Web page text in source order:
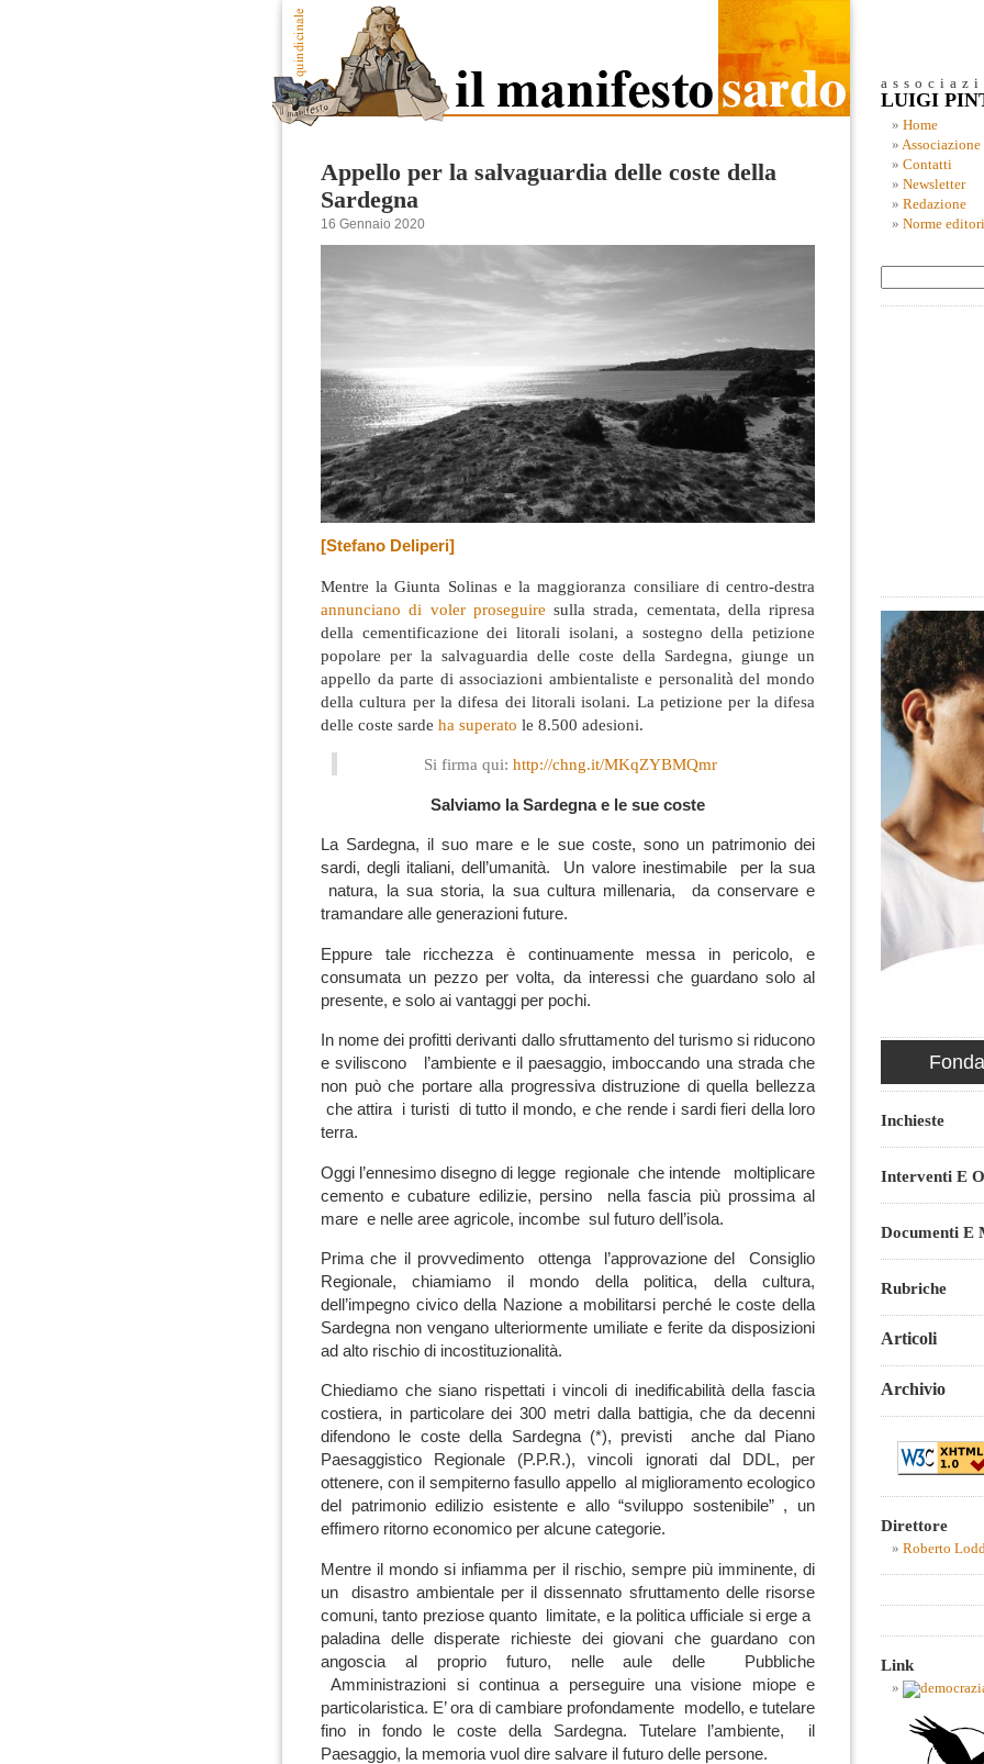
Appello per la salvaguardia delle coste della
Sardegna
16 Gennaio 2020
[Stefano Deliperi]
Mentre la Giunta Solinas e la maggioranza consiliare di centro-destra
annunciano di voler proseguire sulla strada, cementata, della ripresa
della cementificazione dei litorali isolani, a sostegno della petizione
popolare per la salvaguardia delle coste della Sardegna, giunge un
appello da parte di associazioni ambientaliste e personalità del mondo
della cultura per la difesa dei litorali isolani. La petizione per la difesa
delle coste sarde ha superato le 8.500 adesioni.
Si firma qui: http://chng.it/MKqZYBMQmr
Salviamo la Sardegna e le sue coste
La Sardegna, il suo mare e le sue coste, sono un patrimonio dei
sardi, degli italiani, dell’umanità. Un valore inestimabile per la sua
natura, la sua storia, la sua cultura millenaria, da conservare e
tramandare alle generazioni future.
Eppure tale ricchezza è continuamente messa in pericolo, e
consumata un pezzo per volta, da interessi che guardano solo al
presente, e solo ai vantaggi per pochi.
In nome dei profitti derivanti dallo sfruttamento del turismo si riducono
e sviliscono l’ambiente e il paesaggio, imboccando una strada che
non può che portare alla progressiva distruzione di quella bellezza
che attira i turisti di tutto il mondo, e che rende i sardi fieri della loro
terra.
Oggi l’ennesimo disegno di legge regionale che intende moltiplicare
cemento e cubature edilizie, persino nella fascia più prossima al
mare e nelle aree agricole, incombe sul futuro dell’isola.
Prima che il provvedimento ottenga l’approvazione del Consiglio
Regionale, chiamiamo il mondo della politica, della cultura,
dell’impegno civico della Nazione a mobilitarsi perché le coste della
Sardegna non vengano ulteriormente umiliate e ferite da disposizioni
ad alto rischio di incostituzionalità.
Chiediamo che siano rispettati i vincoli di inedificabilità della fascia
costiera, in particolare dei 300 metri dalla battigia, che da decenni
difendono le coste della Sardegna (*), previsti anche dal Piano
Paesaggistico Regionale (P.P.R.), vincoli ignorati dal DDL, per
ottenere, con il sempiterno fasullo appello al miglioramento ecologico
del patrimonio edilizio esistente e allo “sviluppo sostenibile” , un
effimero ritorno economico per alcune categorie.
Mentre il mondo si infiamma per il rischio, sempre più imminente, di
un disastro ambientale per il dissennato sfruttamento delle risorse
comuni, tanto preziose quanto limitate, e la politica ufficiale si erge a
paladina delle disperate richieste dei giovani che guardano con
angoscia al proprio futuro, nelle aule delle Pubbliche
Amministrazioni si continua a perseguire una visione miope e
particolaristica. E’ ora di cambiare profondamente modello, e tutelare
fino in fondo le coste della Sardegna. Tutelare l’ambiente, il
Paesaggio, la memoria vuol dire salvare il futuro delle persone.
LUIGI
Home
Associazione
Contatti
Newsletter
Redazione
Norme
Inchieste
Interventi E
Documenti E
Rubriche
Articoli
Archivio
Direttore
Roberto
Link